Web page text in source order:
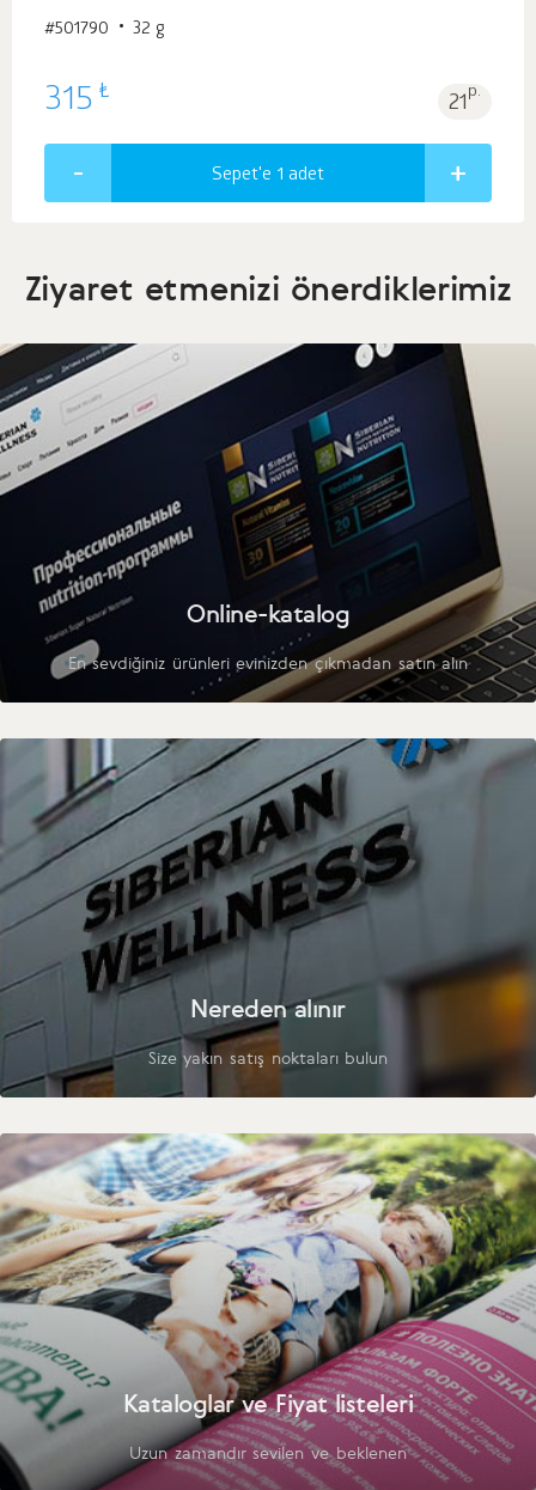
#501790 32 g
315 ₺ 21p.
Sepet'e 1 adet
Ziyaret etmenizi önerdiklerimiz
Online-katalog
En sevdiğiniz ürünleri evinizden çıkmadan satın alın
Nereden alınır
Size yakın satış noktaları bulun
Kataloglar ve Fiyat listeleri
Uzun zamandır sevilen ve beklenen